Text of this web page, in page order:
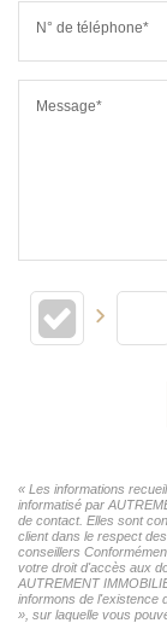
N° de téléphone*
Message*
« Les informations
informatisé par
de contact. Elles sont
client dans le respect
conseillers
votre droit d'accès aux
AUTREMENT
informons de l'existence
», sur laquelle vous